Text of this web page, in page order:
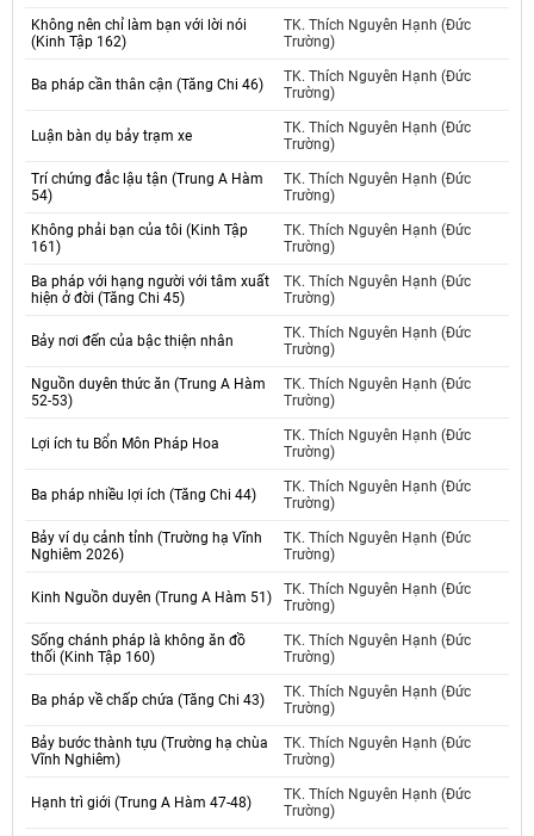
Không nên chỉ làm bạn với lời nói
(Kinh Tập 162)
TK. Thích Nguyên Hạnh (Đức
Trường)
Ba pháp cần thân cận (Tăng Chi 46)
TK. Thích Nguyên Hạnh (Đức
Trường)
Luận bàn dụ bảy trạm xe
TK. Thích Nguyên Hạnh (Đức
Trường)
Trí chứng đắc lậu tận (Trung A Hàm
54)
TK. Thích Nguyên Hạnh (Đức
Trường)
Không phải bạn của tôi (Kinh Tập
161)
TK. Thích Nguyên Hạnh (Đức
Trường)
Ba pháp với hạng người với tâm xuất
hiện ở đời (Tăng Chi 45)
TK. Thích Nguyên Hạnh (Đức
Trường)
Bảy nơi đến của bậc thiện nhân
TK. Thích Nguyên Hạnh (Đức
Trường)
Nguồn duyên thức ăn (Trung A Hàm
52-53)
TK. Thích Nguyên Hạnh (Đức
Trường)
Lợi ích tu Bổn Môn Pháp Hoa
TK. Thích Nguyên Hạnh (Đức
Trường)
Ba pháp nhiều lợi ích (Tăng Chi 44)
TK. Thích Nguyên Hạnh (Đức
Trường)
Bảy ví dụ cảnh tỉnh (Trường hạ Vĩnh
Nghiêm 2026)
TK. Thích Nguyên Hạnh (Đức
Trường)
Kinh Nguồn duyên (Trung A Hàm 51)
TK. Thích Nguyên Hạnh (Đức
Trường)
Sống chánh pháp là không ăn đồ
thối (Kinh Tập 160)
TK. Thích Nguyên Hạnh (Đức
Trường)
Ba pháp về chấp chứa (Tăng Chi 43)
TK. Thích Nguyên Hạnh (Đức
Trường)
Bảy bước thành tựu (Trường hạ chùa
Vĩnh Nghiêm)
TK. Thích Nguyên Hạnh (Đức
Trường)
Hạnh trì giới (Trung A Hàm 47-48)
TK. Thích Nguyên Hạnh (Đức
Trường)